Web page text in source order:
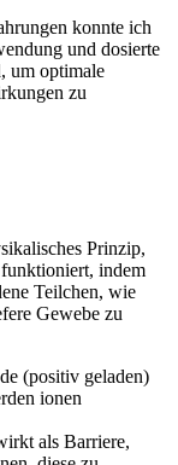
⁣konnte ich​
und ‍dosierte
um optimale
zu
Prinzip,⁤
indem
Teilchen, wie
Gewebe‌ zu
(positiv geladen)‍
ionen
als ‌Barriere,